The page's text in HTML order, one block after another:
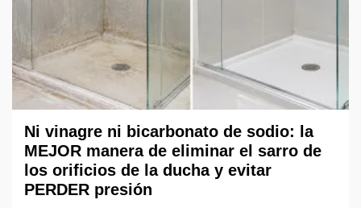
Ni vinagre ni bicarbonato de sodio: la
MEJOR manera de eliminar el sarro de
los orificios de la ducha y evitar
PERDER presión